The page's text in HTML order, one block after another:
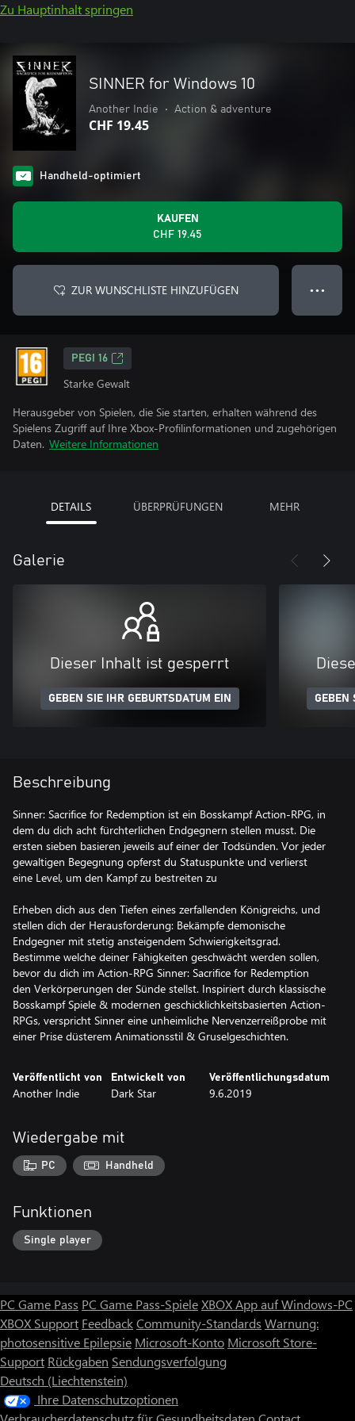
Zu Hauptinhalt springen
SINNER for Windows 10
Another Indie • Action & adventure
CHF 19.45
Handheld-optimiert
KAUFEN
CHF 19.45
ZUR WUNSCHLISTE HINZUFÜGEN ● ● ●
PEGI 16
Starke Gewalt
Herausgeber von Spielen, die Sie starten, erhalten während des
Spielens Zugriff auf Ihre Xbox-Profilinformationen und zugehörigen
Daten. Weitere Informationen
DETAILS ÜBERPRÜFUNGEN MEHR
Galerie
Dieser Inhalt ist gesperrt
GEBEN SIE IHR GEBURTSDATUM EIN GEBEN
Beschreibung
Sinner: Sacrifice for Redemption ist ein Bosskampf Action-RPG, in
dem du dich acht fürchterlichen Endgegnern stellen musst. Die
ersten sieben basieren jeweils auf einer der Todsünden. Vor jeder
gewaltigen Begegnung opferst du Statuspunkte und verlierst
eine Level, um den Kampf zu bestreiten zu
Erheben dich aus den Tiefen eines zerfallenden Königreichs, und
stellen dich der Herausforderung: Bekämpfe demonische
Endgegner mit stetig ansteigendem Schwierigkeitsgrad.
Bestimme welche deiner Fähigkeiten geschwächt werden sollen,
bevor du dich im Action-RPG Sinner: Sacrifice for Redemption
den Verkörperungen der Sünde stellst. Inspiriert durch klassische
Bosskampf Spiele & modernen geschicklichkeitsbasierten Action-
RPGs, verspricht Sinner eine unheimliche Nervenzerreißprobe mit
einer Prise düsterem Animationsstil & Gruselgeschichten.
Veröffentlicht von
Another Indie
Entwickelt von
Dark Star
Veröffentlichungsdatum
9.6.2019
Wiedergabe mit
PC Handheld
Funktionen
Single player
PC Game Pass PC Game Pass-SpieleXBOX App auf Windows-PC
XBOX Support FeedbackCommunity-Standards Warnung:
photosensitive Epilepsie Microsoft-Konto Microsoft Store-
Support Rückgaben Sendungsverfolgung
Deutsch (Liechtenstein)
Ihre Datenschutzoptionen